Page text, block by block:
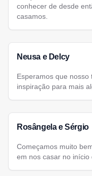
conhecer de desde
casamos.
Neusa e Delcy
Esperamos que
inspiração para mais
Rosângela e Sérgio
Começamos muito
em nos casar no início